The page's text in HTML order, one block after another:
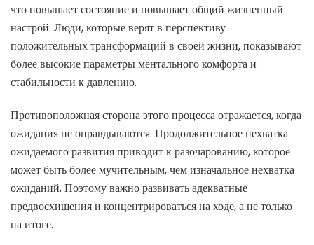
что повышает состояние и повышает общий жизненный
настрой. Люди, которые верят в перспективу
положительных трансформаций в своей жизни, показывают
более высокие параметры ментального комфорта и
стабильности к давлению.
Противоположная сторона этого процесса отражается, когда
ожидания не оправдываются. Продолжительное нехватка
ожидаемого развития приводит к разочарованию, которое
может быть более мучительным, чем изначальное нехватка
ожиданий. Поэтому важно развивать адекватные
предвосхищения и концентрироваться на ходе, а не только
на итоге.